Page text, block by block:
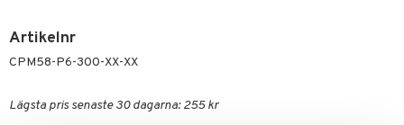
Artikelnr
CPM58-P6-300-XX-XX
Lägsta pris senaste 30 dagarna: 255 kr
Happy For Men